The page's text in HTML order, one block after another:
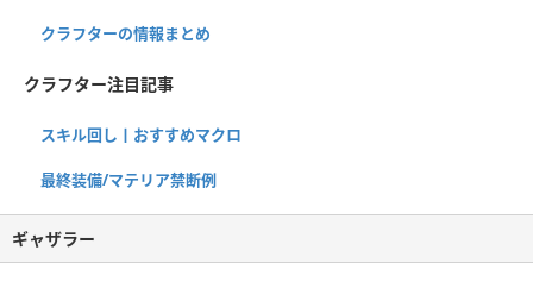
クラフターの情報まとめ
クラフター注目記事
スキル回し丨おすすめマクロ
最終装備/マテリア禁断例
ギャザラー